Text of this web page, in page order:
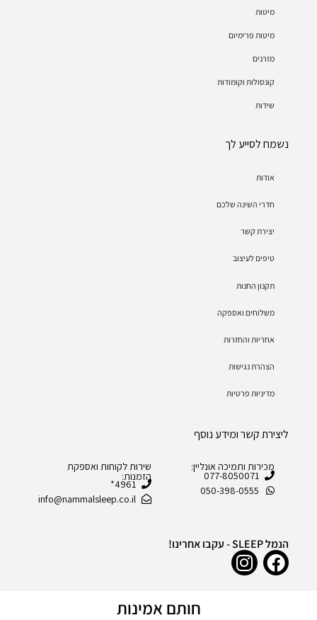
מיטות
מיטות פרימיום
מזרנים
קונסולות וקומודות
שידות
נשמח לסייע לך
אודות
חדרי השינה שלכם
יצירת קשר
טיפים לעיצוב
תקנון החנות
משלוחים ואספקה
אחריות והחזרות
הצהרת נגישות
מדיניות פרטיות
ליצירת קשר ומידע נוסף
מכירות ותמיכה אונליין:
077-8050071
050-398-0555
שירות לקוחות ואספקת
הזמנות:
4961*
info@nammalsleep.co.il
הנמל SLEEP - עקבו אחרינו!
חותם אמינות